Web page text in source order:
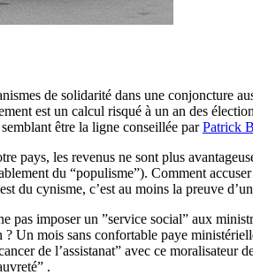
de solidarité dans une conjoncture
est un calcul risqué à un an des
être la ligne conseillée parPatrick
pays, les revenus ne sont plus
du “populisme”). Comment accuser
du cynisme, c’est au moins la preuve
pas imposer un ”service social” aux
Un mois sans confortable paye
de l’assistanat” avec ce
.